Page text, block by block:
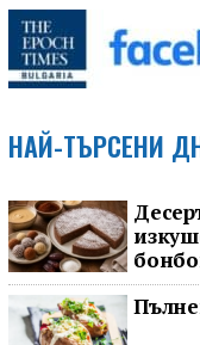
НАЙ-ТЪРСЕНИ